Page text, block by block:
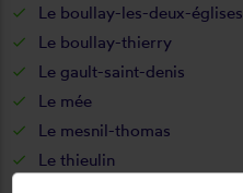
Le boullay-les-deux-églises
Le boullay-thierry
Le gault-saint-denis
Le mée
Le mesnil-thomas
Le thieulin